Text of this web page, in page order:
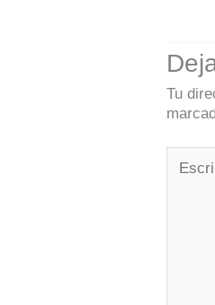
Tu
aquí...